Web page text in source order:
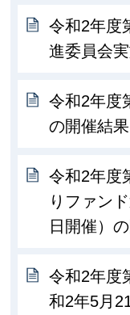
令和2年度
進委員会
令和2年度
の開催結
令和2年度
りファン
日開催）
令和2年度
和2年5月